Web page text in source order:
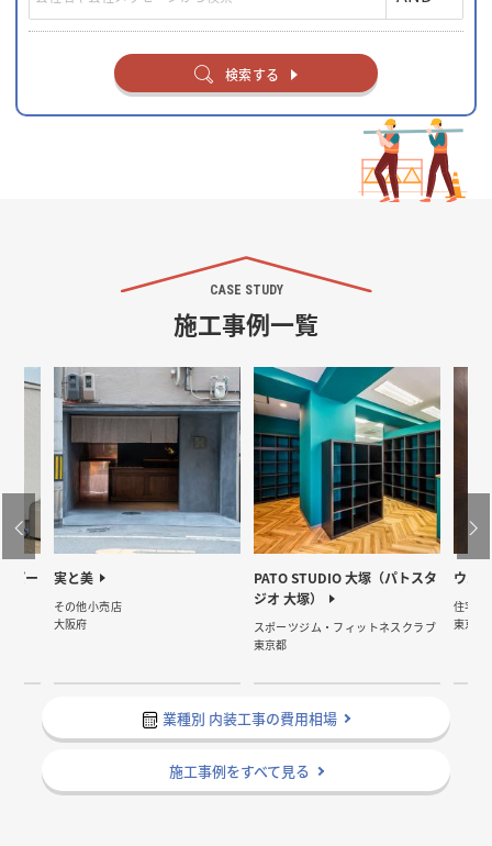
検索する
CASE STUDY
施工事例一覧
パー 実と美
その他小売店
大阪府
PATO STUDIO 大塚（パトスタ
ジオ 大塚）
スポーツジム・フィットネスクラブ
東京都
ウエ
住宅（
東京都
業種別 内装工事の費用相場
施工事例をすべて見る